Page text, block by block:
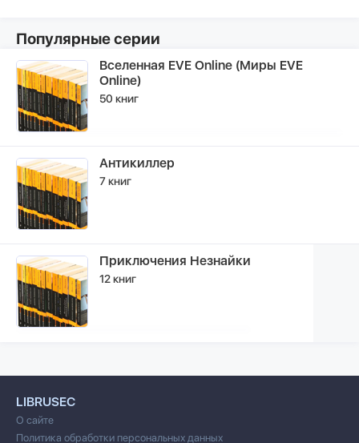
Популярные серии
Вселенная EVE Online (Миры EVE
Online)
50 книг
Антикиллер
7 книг
Приключения Незнайки
12 книг
LIBRUSEC
О сайте
Политика обработки персональных данных